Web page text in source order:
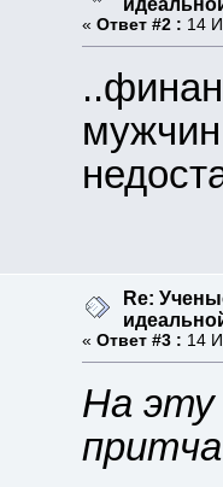
« Ответ #2 : 14
Re:
« Ответ #3 : 14
На эту